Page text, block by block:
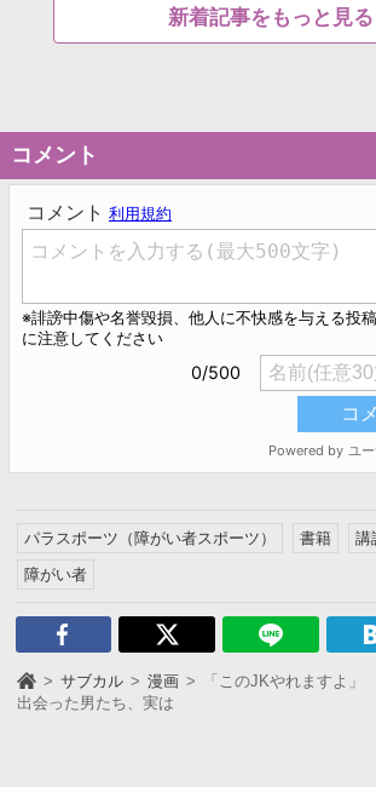
新着記事をもっと見る
コメント
パラスポーツ（障がい者スポーツ） 書籍 講
障がい者
サブカル 漫画
「このJKやれますよ
出会った男たち、実は